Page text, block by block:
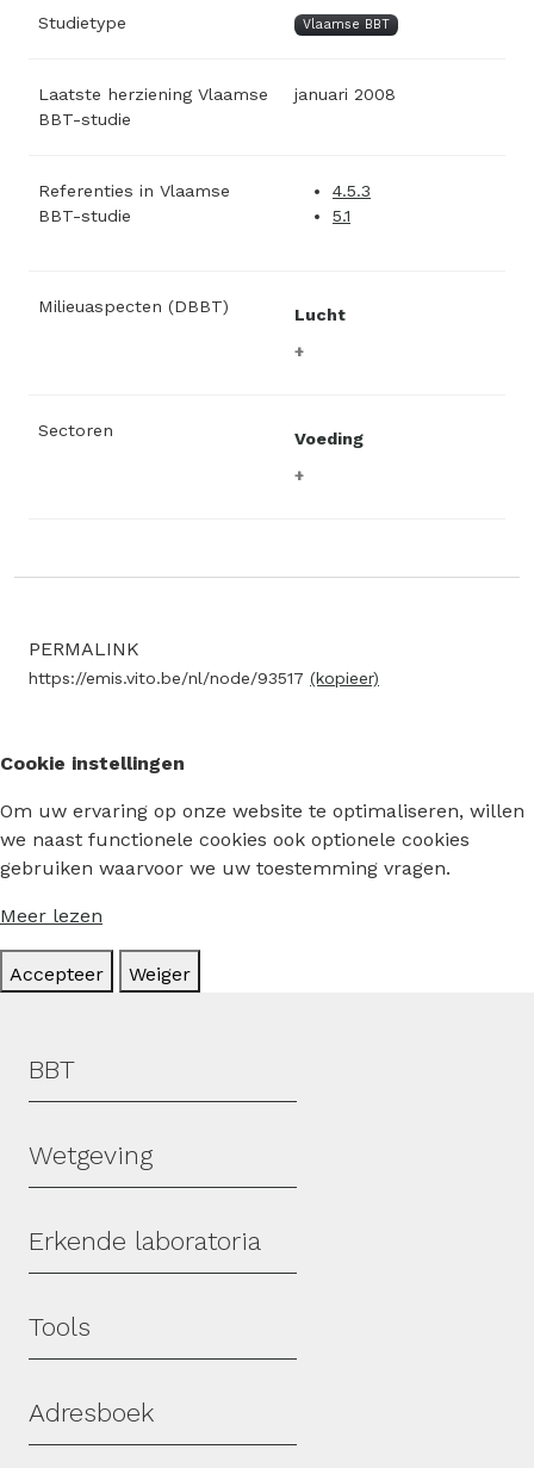
Studietype Vlaamse BBT
Laatste herziening Vlaamse
BBT-studie
januari 2008
Referenties in Vlaamse
BBT-studie
4.5.3
5.1
Milieuaspecten (DBBT) Lucht
Sectoren Voeding
PERMALINK
https://emis.vito.be/nl/node/93517 (kopieer)
Cookie instellingen
Om uw ervaring op onze website te optimaliseren, willen
we naast functionele cookies ook optionele cookies
gebruiken waarvoor we uw toestemming vragen.
Meer lezen
Accepteer Weiger
Hoofdmenu
BBT
Wetgeving
Erkende laboratoria
Tools
Adresboek